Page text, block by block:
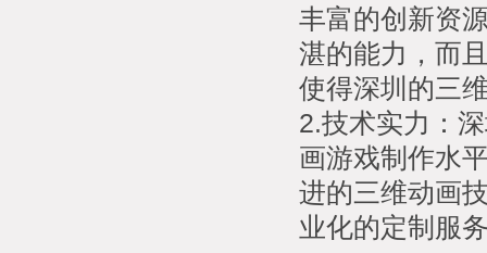
丰富的创新资
湛的能力，而
使得深圳的三
2.技术实力：
画游戏制作水
进的三维动画
业化的定制服